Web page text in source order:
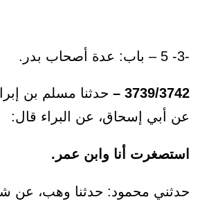
-3- 5 – باب: عدة أصحاب بدر.
3739/3742 –
حدثنا مسلم بن
عن أبي إسحاق، عن البراء قال:
استصغرت أنا وابن عمر.
حدثني محمود: حدثنا وهب، عن